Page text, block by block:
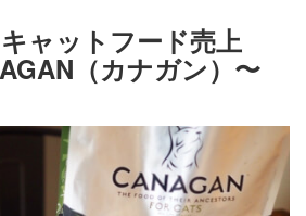
ャットフード売上
（カナガン）〜